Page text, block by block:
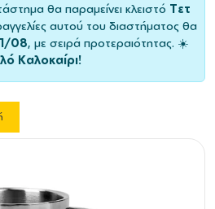
θα παραμείνει κλειστό Τετ
αυτού του διαστήματος θα
08, με σειρά προτεραιότητας. ☀️
Καλοκαίρι!